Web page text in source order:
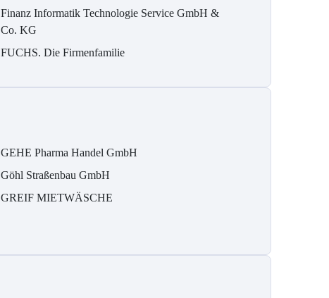
Finanz Informatik Technologie Service GmbH &
Co. KG
FUCHS. Die Firmenfamilie
GEHE Pharma Handel GmbH
Göhl Straßenbau GmbH
GREIF MIETWÄSCHE